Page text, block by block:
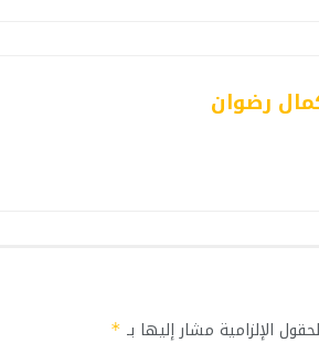
رضوان
الإلزامية مشار إليها بـ *